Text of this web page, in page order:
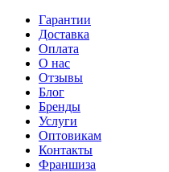
Гарантии
Доставка
Оплата
О нас
Отзывы
Блог
Бренды
Услуги
Оптовикам
Контакты
Франшиза